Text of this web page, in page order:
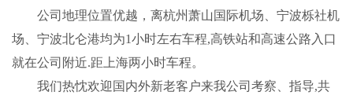
公司地理位置优越，离杭州萧山国际机场、宁波栎社机
场、宁波北仑港均为1小时左右车程,高铁站和高速公路入口
就在公司附近.距上海两小时车程。
我们热忱欢迎国内外新老客户来我公司考察、指导,共